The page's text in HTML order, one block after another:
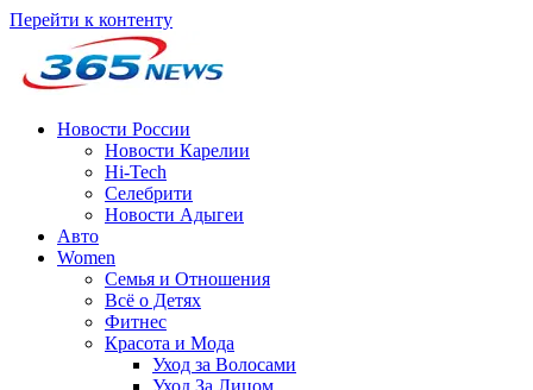
Перейти к контенту
Новости России
Новости Карелии
Hi-Tech
Селебрити
Новости Адыгеи
Авто
Women
Семья и Отношения
Всё о Детях
Фитнес
Красота и Мода
Уход за Волосами
Уход За Лицом